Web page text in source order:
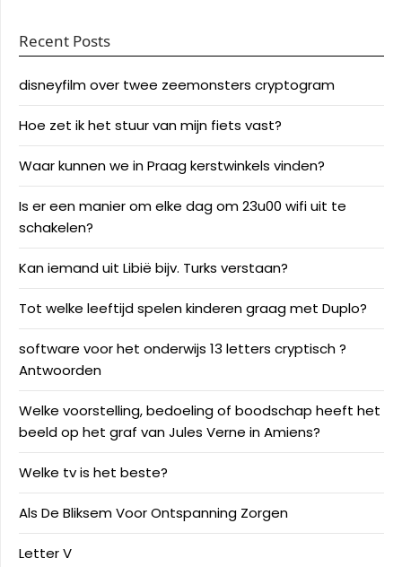
Recent Posts
disneyfilm over twee zeemonsters cryptogram
Hoe zet ik het stuur van mijn fiets vast?
Waar kunnen we in Praag kerstwinkels vinden?
Is er een manier om elke dag om 23u00 wifi uit te
schakelen?
Kan iemand uit Libië bijv. Turks verstaan?
Tot welke leeftijd spelen kinderen graag met Duplo?
software voor het onderwijs 13 letters cryptisch ?
Antwoorden
Welke voorstelling, bedoeling of boodschap heeft het
beeld op het graf van Jules Verne in Amiens?
Welke tv is het beste?
Als De Bliksem Voor Ontspanning Zorgen
Letter V